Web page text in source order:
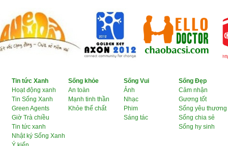
Tin tức Xanh
Hoạt động xanh
Tin Sống Xanh
Green Agents
Giờ Trà chiều
Tin tức xanh
Nhật ký Sống Xanh
Sống khỏe
An toàn
Mạnh tinh thần
Khỏe thể chất
Sống Vui
Ảnh
Nhạc
Phim
Sáng tác
Sống Đẹp
Cảm nhận
Gương tốt
Sống yêu thương
Sống chia sẻ
Sống hy sinh